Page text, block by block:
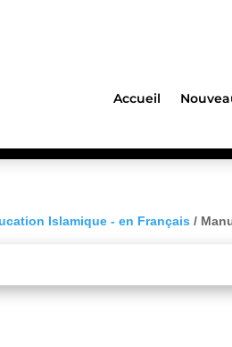
Accueil
Islamique - en Français /